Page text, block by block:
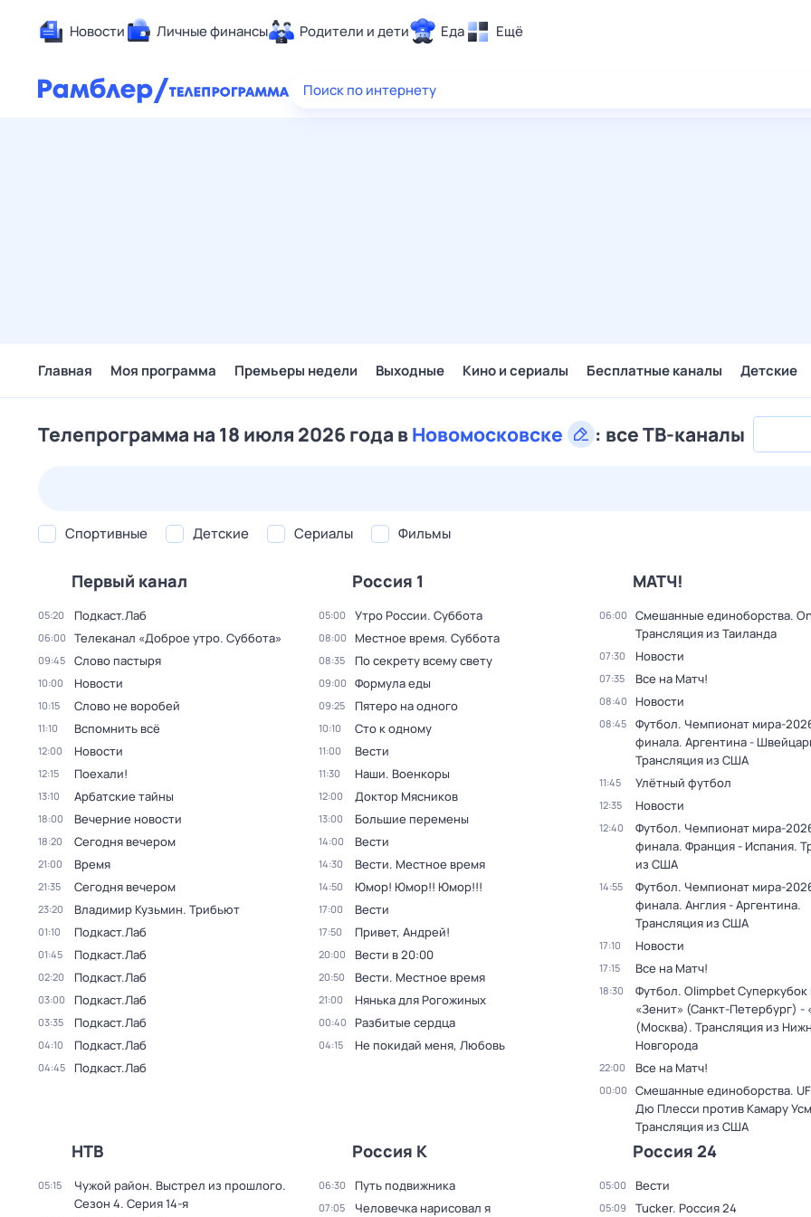
Новости Личные финансы Родители и дети Еда Ещё
Здоровье
Поиск по интернету
Главная Моя программа Премьеры недели Выходные Кино и сериалы Бесплатные каналы Детские
Телепрограмма на 18 июля 2026 года вНовомосковске : все ТВ-каналы
Спортивные Детские Сериалы Фильмы
Первый канал
05:20 Подкаст.Лаб
06:00 Телеканал «Доброе утро. Суббота»
09:45 Слово пастыря
10:00 Новости
10:15 Слово не воробей
11:10 Вспомнить всё
12:00 Новости
12:15 Поехали!
13:10 Арбатские тайны
18:00 Вечерние новости
18:20 Сегодня вечером
21:00 Время
21:35 Сегодня вечером
23:20 Владимир Кузьмин. Трибьют
01:10 Подкаст.Лаб
01:45 Подкаст.Лаб
02:20 Подкаст.Лаб
03:00 Подкаст.Лаб
03:35 Подкаст.Лаб
04:10 Подкаст.Лаб
04:45 Подкаст.Лаб
Россия 1
05:00 Утро России. Суббота
08:00 Местное время. Суббота
08:35 По секрету всему свету
09:00 Формула еды
09:25 Пятеро на одного
10:10 Сто к одному
11:00 Вести
11:30 Наши. Военкоры
12:00 Доктор Мясников
13:00 Большие перемены
14:00 Вести
14:30 Вести. Местное время
14:50 Юмор! Юмор!! Юмор!!!
17:00 Вести
17:50 Привет, Андрей!
20:00 Вести в 20:00
20:50 Вести. Местное время
21:00 Нянька для Рогожиных
00:40 Разбитые сердца
04:15 Не покидай меня, Любовь
МАТЧ!
06:00
Смешанные единоборства.
Трансляция из Таиланда
07:30 Новости
07:35 Все на Матч!
08:40 Новости
08:45
Футбол. Чемпионат мира-
финала. Аргентина -
Трансляция из США
11:45 Улётный футбол
12:35 Новости
12:40
Футбол. Чемпионат мира-
финала. Франция - Испания.
из США
14:55
Футбол. Чемпионат мира-
финала. Англия - Аргентина.
Трансляция из США
17:10 Новости
17:15 Все на Матч!
18:30
Футбол. Olimpbet Суперкубок
«Зенит» (Санкт-Петербург) -
(Москва). Трансляция из
Новгорода
22:00 Все на Матч!
00:00
Смешанные единоборства.
Дю Плесси против Камару
Трансляция из США
НТВ
05:15 Чужой район. Выстрел из прошлого.
Сезон 4. Серия 14-я
Россия К
06:30 Путь подвижника
07:05 Человечка нарисовал я
Россия 24
05:00 Вести
05:09 Tucker. Россия 24